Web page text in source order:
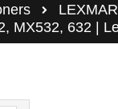
MX532, 632 |